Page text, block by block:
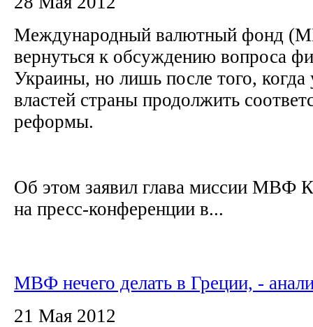
Международный валютный фонд
вернуться к обсуждению вопроса
Украины, но лишь после того, когда
властей страны продолжить
реформы.
Об этом заявил глава миссии МВФ
на пресс-конференции в...
МВФ нечего делать в Греции, -
21 Мая 2012